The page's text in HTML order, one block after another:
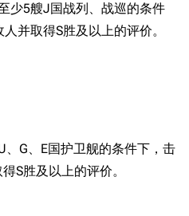
少5艘J国战列、战巡的条件
并取得S胜及以上的评价。
G、E国护卫舰的条件下，击
S胜及以上的评价。